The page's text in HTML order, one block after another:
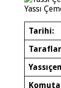
Yassı
Tarihi: